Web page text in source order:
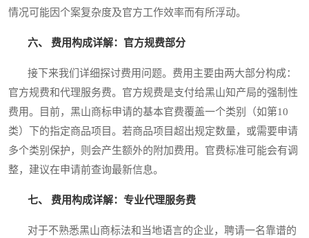
情况可能因个案复杂度及官方工作效率而有所浮动。
六、 费用构成详解：官方规费部分
接下来我们详细探讨费用问题。费用主要由两大部分构成：
官方规费和代理服务费。官方规费是支付给黑山知产局的强制性
费用。目前，黑山商标申请的基本官费覆盖一个类别（如第10
类）下的指定商品项目。若商品项目超出规定数量，或需要申请
多个类别保护，则会产生额外的附加费用。官费标准可能会有调
整，建议在申请前查询最新信息。
七、 费用构成详解：专业代理服务费
对于不熟悉黑山商标法和当地语言的企业，聘请一名靠谱的